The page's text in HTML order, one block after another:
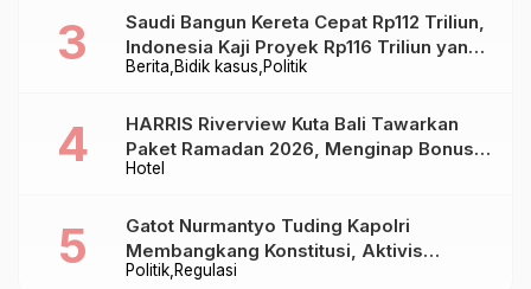
Berita Bidik kasus Politik
Saudi Bangun Kereta Cepat Rp112 Triliun,
Indonesia Kaji Proyek Rp116 Triliun yang
Baru Sampai Bandung
Hotel
HARRIS Riverview Kuta Bali Tawarkan
Paket Ramadan 2026, Menginap Bonus
Takjil hingga Bukber Mulai Rp88.888
Politik Regulasi
Gatot Nurmantyo Tuding Kapolri
Membangkang Konstitusi, Aktivis
Tegaskan Polri Tak Punya Sejarah